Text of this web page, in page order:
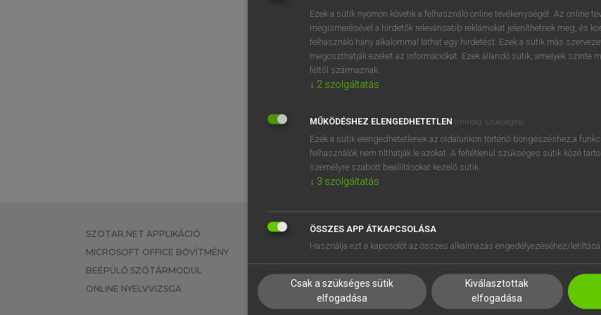
BELÉPÉS
próbaverziójának
regisztrálok és
SZOTAR.NET APPLIKÁCIÓ
MICROSOFT OFFICE BŐVÍTMÉNY
BEÉPÜLŐ SZÓTÁRMODUL
ONLINE NYELVVIZSGA
EGYÉNI FELHASZNÁLÓKNAK
TANULÓKNAK
VÁLLALATI MEGOLDÁSOK
SÚGÓ
RÓLUNK
SÜTI BEÁLLÍTÁSOK
Ezek a sütik nyomon követik a felhasználó online tevékenységét. Az online
megismerésével a hirdetők relevánsabb reklámokat jeleníthetnek meg, és
felhasználó hány alkalommal láthat egy hirdetést. Ezek a sütik más
megoszthatják ezeket az információkat. Ezek állandó sütik, amelyek szinte
féltől származnak.
↓ 2 szolgáltatás
MŰKÖDÉSHEZ ELENGEDHETETLEN (mindig szükséges)
Ezek a sütik elengedhetetlenek az oldalunkon történő böngészéshez,a
felhasználók nem tilthatják le azokat. A feltétlenül szükséges sütik közé
személyre szabott beállításokat kezelő sütik.
↓ 3 szolgáltatás
ÖSSZES APP ÁTKAPCSOLÁSA
Használja ezt a kapcsolót az összes alkalmazás engedélyezéséhez/
Csak a szükséges sütik
elfogadása
Kiválasztottak
elfogadása